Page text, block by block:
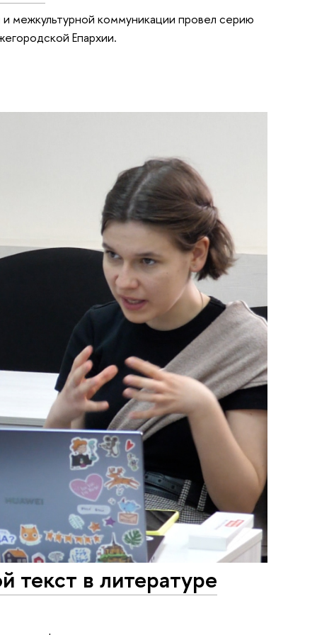
межкультурной коммуникации провел серию
Епархии.
текст в литературе